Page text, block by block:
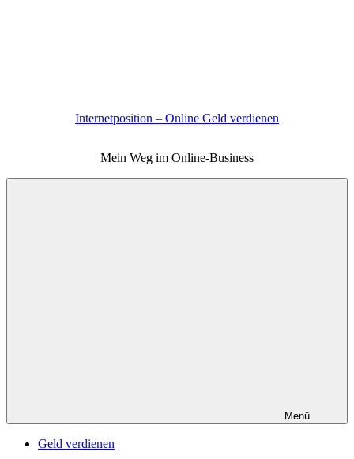
Internetposition – Online Geld verdienen
Mein Weg im Online-Business
Menü
Geld verdienen